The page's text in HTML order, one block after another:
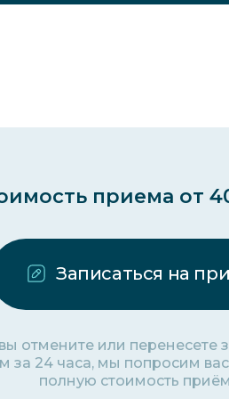
приема от
Записаться на
отмените или перенесете
за 24 часа, мы попросим
полную стоимость